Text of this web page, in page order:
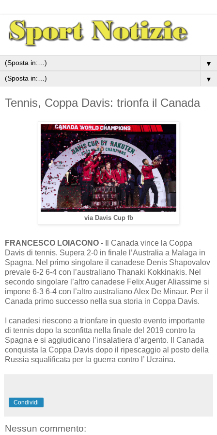
▼
▼
Tennis, Coppa Davis: trionfa il Canada
via Davis Cup fb
FRANCESCO LOIACONO - Il Canada vince la Coppa
Davis di tennis. Supera 2-0 in finale l’Australia a Malaga in
Spagna. Nel primo singolare il canadese Denis Shapovalov
prevale 6-2 6-4 con l’australiano Thanaki Kokkinakis. Nel
secondo singolare l’altro canadese Felix Auger Aliassime si
impone 6-3 6-4 con l’altro australiano Alex De Minaur. Per il
Canada primo successo nella sua storia in Coppa Davis.
I canadesi riescono a trionfare in questo evento importante
di tennis dopo la sconfitta nella finale del 2019 contro la
Spagna e si aggiudicano l’insalatiera d’argento. Il Canada
conquista la Coppa Davis dopo il ripescaggio al posto della
Russia squalificata per la guerra contro l’ Ucraina.
Condividi
Nessun commento: